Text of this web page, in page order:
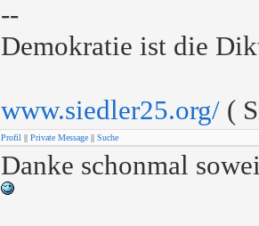
--
Demokratie ist die
www.siedler25.org/ (
Profil || Private Message || Suche
Danke schonmal